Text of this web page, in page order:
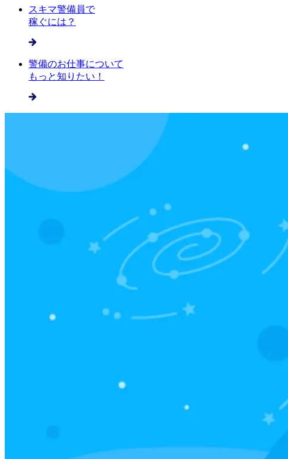
スキマ警備員で
稼ぐには？
警備のお仕事について
もっと知りたい！